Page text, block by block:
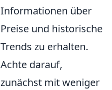
Informationen über
Preise und historische
Trends zu erhalten.
Achte darauf,
zunächst mit weniger